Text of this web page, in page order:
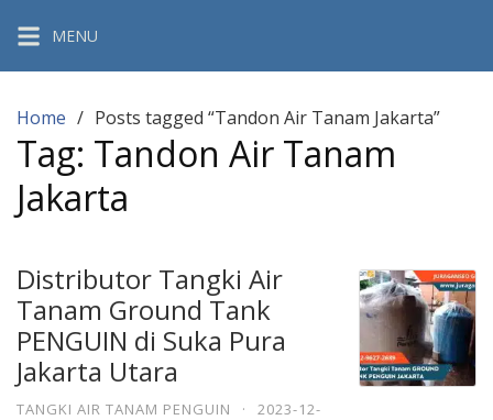
content
MENU
Home Posts tagged “Tandon Air Tanam Jakarta”
Tag: Tandon Air Tanam
Jakarta
Distributor Tangki Air
Tanam Ground Tank
PENGUIN di Suka Pura
Jakarta Utara
TANGKI AIR TANAM PENGUIN ·
2023-12-